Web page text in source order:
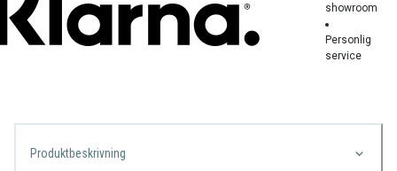
showroom
Personlig
service
Produktbeskrivning